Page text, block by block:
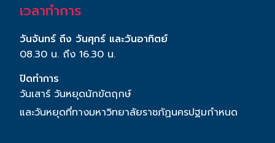
เวลาทำการ
วันจันทร์ ถึง วันศุกร์ และวันอาทิตย์
08.30 น. ถึง 16.30 น.
ปิดทำการ
วันเสาร์ วันหยุดนักขัตฤกษ์
และวันหยุดที่ทางมหาวิทยาลัยราชภัฏนครปฐมกำหนด